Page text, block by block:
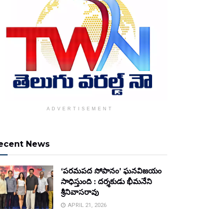
ADVERTISEMENT
News
‘పరమపద సోపానం’ ఘనవిజయం
సాధిస్తుంది : దర్శకుడు భీమనేని
శ్రీనివాసరావు
APRIL 21, 2026